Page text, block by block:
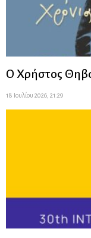
Ο Χρήστος
18 Ιουλίου 2026, 21:29